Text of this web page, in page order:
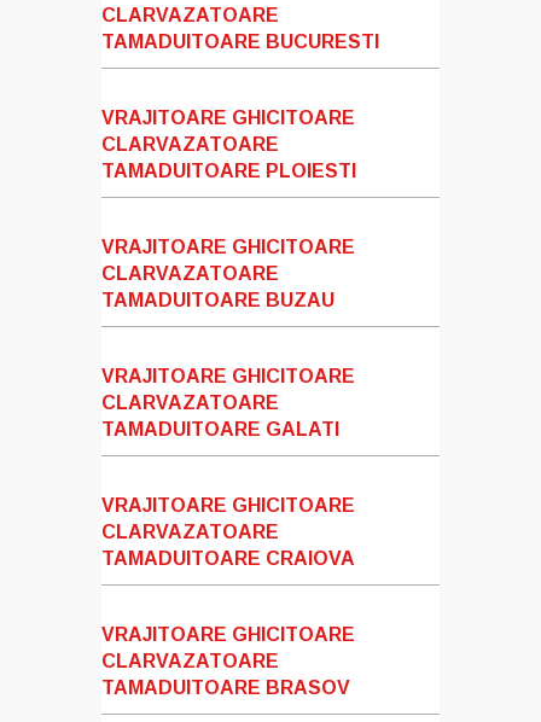
CLARVAZATOARE
TAMADUITOARE BUCURESTI
VRAJITOARE GHICITOARE
CLARVAZATOARE
TAMADUITOARE PLOIESTI
VRAJITOARE GHICITOARE
CLARVAZATOARE
TAMADUITOARE BUZAU
VRAJITOARE GHICITOARE
CLARVAZATOARE
TAMADUITOARE GALATI
VRAJITOARE GHICITOARE
CLARVAZATOARE
TAMADUITOARE CRAIOVA
VRAJITOARE GHICITOARE
CLARVAZATOARE
TAMADUITOARE BRASOV